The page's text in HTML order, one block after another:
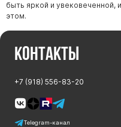
быть яркой и увековеченной,
этом.
Контакты
+7 (918) 556-83-20
Telegram-канал